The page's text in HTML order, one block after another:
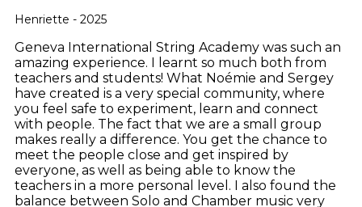
Henriette - 2025
Geneva International String Academy was such an
amazing experience. I learnt so much both from
teachers and students! What Noémie and Sergey
have created is a very special community, where
you feel safe to experiment, learn and connect
with people. The fact that we are a small group
makes really a difference. You get the chance to
meet the people close and get inspired by
everyone, as well as being able to know the
teachers in a more personal level. I also found the
balance between Solo and Chamber music very